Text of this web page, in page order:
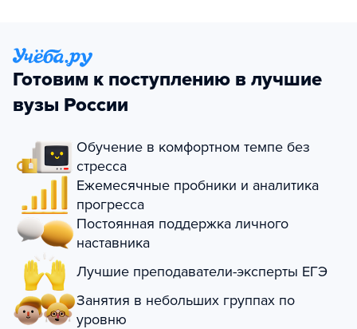
Готовим к поступлению в лучшие
вузы России
Обучение в комфортном темпе без
стресса
Ежемесячные пробники и аналитика
прогресса
Постоянная поддержка личного
наставника
Лучшие преподаватели-эксперты ЕГЭ
Занятия в небольших группах по
уровню